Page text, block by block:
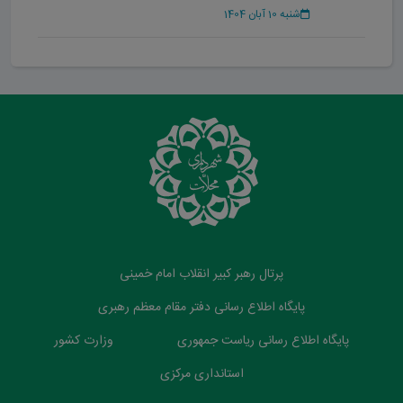
شنبه 10 آبان 1404
پرتال رهبر کبیر انقلاب امام خمینی
پایگاه اطلاع رسانی دفتر مقام معظم رهبری
پایگاه اطلاع رسانی ریاست جمهوری
وزارت کشور
استانداری مرکزی